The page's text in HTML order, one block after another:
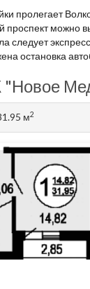
пролегает
проспект
следует
остановка
м2